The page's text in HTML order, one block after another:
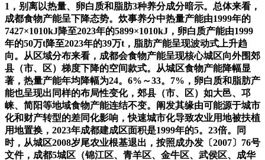
1，别离以热量、卵白质和脂肪3种养分成分暗示。总体来看，
成都食物产能呈下降态势。炊事养分中热量产能由1999年的
7427×1010kJ降至2023年的5899×1010kJ，卵白质产能由1999
年的50万t降至2023年的39万t，脂肪产能呈现波动式上升趋
向。从区域分布来看，成都会食物产能呈现核心城区向外围郊
县（市、区）梯度下降的空间款式。从城区食物产能降幅显
著，热量产能年均降幅为24。6%～33。7%，卵白质和脂肪产
能也呈现出同样的布局性变化，郊县（市、区）如大邑、邛
崃、简阳等地域食物产能连结不变。阐发其缘由可能源于城市
化和财产转型的差同化影响，快速城市化导致农业用地被扶植
用地置换，2023年成都建成区面积是1999年的5。23倍。同
时，从城区2008岁尾农业根基退出，按照成办发〔2007〕76号
文件，成都5城区（锦江区、青羊区、金牛区、武侯区、成华